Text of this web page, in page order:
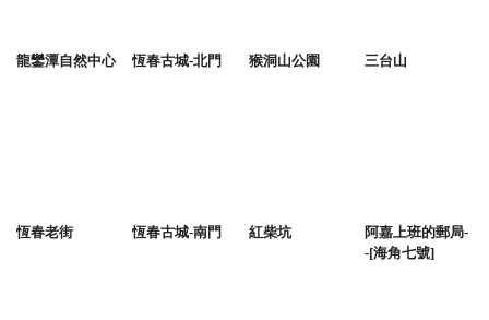
龍鑾潭自然中心 恆春古城-北門 猴洞山公園 三台山
恆春老街 恆春古城-南門 紅柴坑
阿嘉上班的郵局-
-[海角七號]